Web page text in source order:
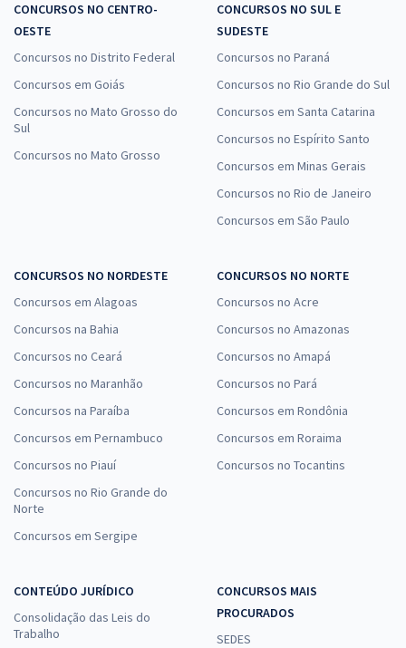
CONCURSOS NO CENTRO-
OESTE
Concursos no Distrito Federal
Concursos em Goiás
Concursos no Mato Grosso do
Sul
Concursos no Mato Grosso
CONCURSOS NO SUL E
SUDESTE
Concursos no Paraná
Concursos no Rio Grande do Sul
Concursos em Santa Catarina
Concursos no Espírito Santo
Concursos em Minas Gerais
Concursos no Rio de Janeiro
Concursos em São Paulo
CONCURSOS NO NORDESTE
Concursos em Alagoas
Concursos na Bahia
Concursos no Ceará
Concursos no Maranhão
Concursos na Paraíba
Concursos em Pernambuco
Concursos no Piauí
Concursos no Rio Grande do
Norte
Concursos em Sergipe
CONCURSOS NO NORTE
Concursos no Acre
Concursos no Amazonas
Concursos no Amapá
Concursos no Pará
Concursos em Rondônia
Concursos em Roraima
Concursos no Tocantins
CONTEÚDO JURÍDICO
Consolidação das Leis do
Trabalho
CONCURSOS MAIS
PROCURADOS
SEDES